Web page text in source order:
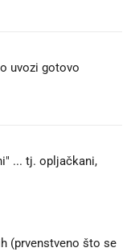
uvozi gotovo
... tj. opljačkani,
(prvenstveno što se